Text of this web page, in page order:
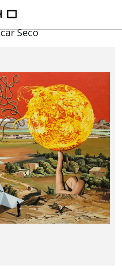
Seco